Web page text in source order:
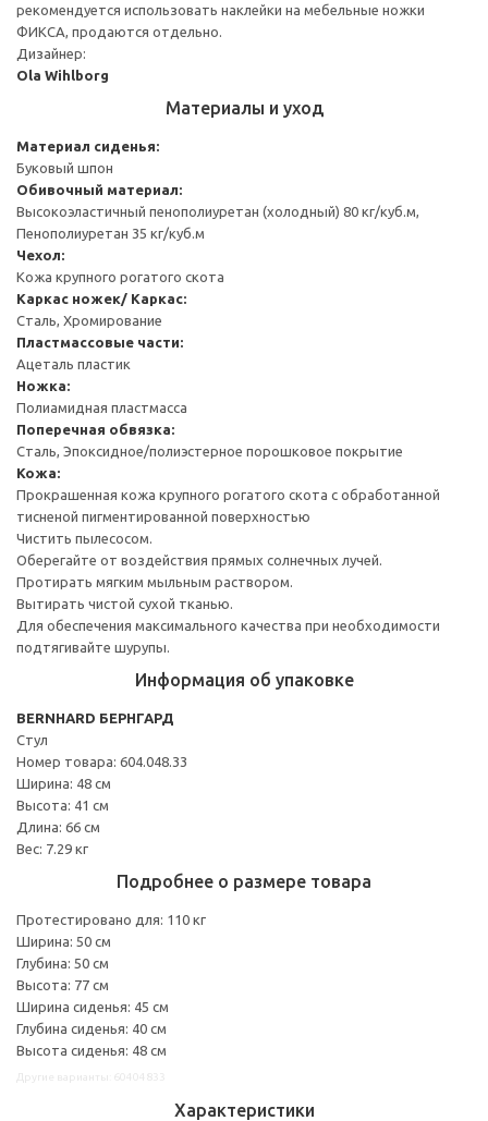
рекомендуется использовать наклейки на мебельные ножки
ФИКСА, продаются отдельно.
Дизайнер:
Ola Wihlborg
Материалы и уход
Материал сиденья:
Буковый шпон
Обивочный материал:
Высокоэластичный пенополиуретан (холодный) 80 кг/куб.м,
Пенополиуретан 35 кг/куб.м
Чехол:
Кожа крупного рогатого скота
Каркас ножек/ Каркас:
Сталь, Хромирование
Пластмассовые части:
Ацеталь пластик
Ножка:
Полиамидная пластмасса
Поперечная обвязка:
Сталь, Эпоксидное/полиэстерное порошковое покрытие
Кожа:
Прокрашенная кожа крупного рогатого скота с обработанной
тисненой пигментированной поверхностью
Чистить пылесосом.
Оберегайте от воздействия прямых солнечных лучей.
Протирать мягким мыльным раствором.
Вытирать чистой сухой тканью.
Для обеспечения максимального качества при необходимости
подтягивайте шурупы.
Информация об упаковке
BERNHARD БЕРНГАРД
Стул
Номер товара: 604.048.33
Ширина: 48 см
Высота: 41 см
Длина: 66 см
Вес: 7.29 кг
Подробнее о размере товара
Протестировано для: 110 кг
Ширина: 50 см
Глубина: 50 см
Высота: 77 см
Ширина сиденья: 45 см
Глубина сиденья: 40 см
Высота сиденья: 48 см
Характеристики